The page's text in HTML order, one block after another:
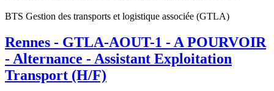
BTS Gestion des transports et logistique associée (GTLA)
Rennes - GTLA-AOUT-1 - A POURVOIR
- Alternance - Assistant Exploitation
Transport (H/F)